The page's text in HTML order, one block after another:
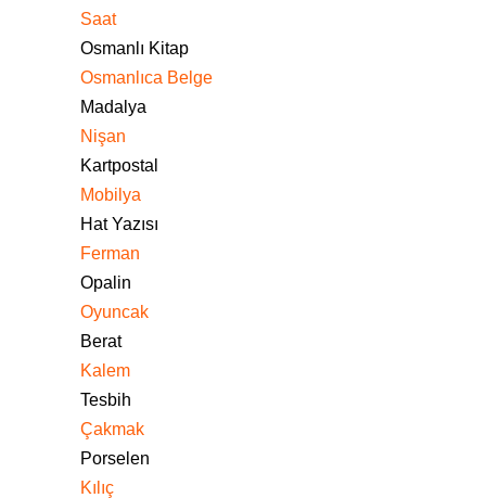
Saat
Osmanlı Kitap
Osmanlıca Belge
Madalya
Nişan
Kartpostal
Mobilya
Hat Yazısı
Ferman
Opalin
Oyuncak
Berat
Kalem
Tesbih
Çakmak
Porselen
Kılıç